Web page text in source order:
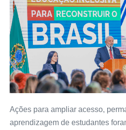
Ações para ampliar acesso,
aprendizagem de estudantes